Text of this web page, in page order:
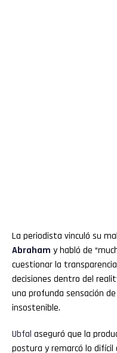
La periodista vinculó su
Abraham y habló de
cuestionar la
decisiones dentro del
una profunda sensación
insostenible.
Ubfal aseguró que la
postura y remarcó lo